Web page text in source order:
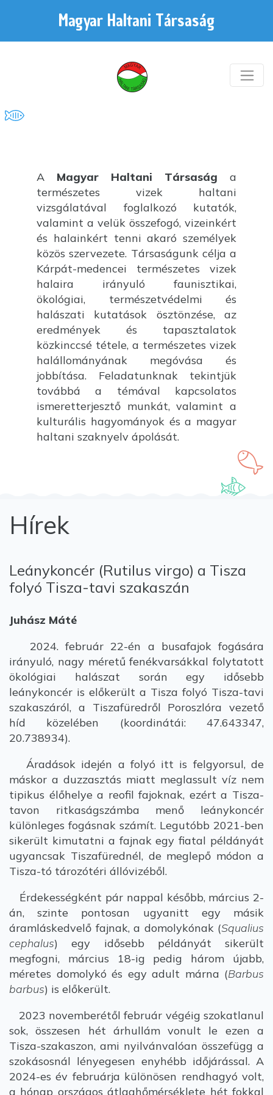
Magyar Haltani Társaság
A Magyar Haltani Társaság a
természetes vizek haltani
vizsgálatával foglalkozó kutatók,
valamint a velük összefogó, vizeinkért
és halainkért tenni akaró személyek
közös szervezete. Társaságunk célja a
Kárpát-medencei természetes vizek
halaira irányuló faunisztikai,
ökológiai, természetvédelmi és
halászati kutatások ösztönzése, az
eredmények és tapasztalatok
közkinccsé tétele, a természetes vizek
halállományának megóvása és
jobbítása. Feladatunknak tekintjük
továbbá a témával kapcsolatos
ismeretterjesztő munkát, valamint a
kulturális hagyományok és a magyar
haltani szaknyelv ápolását.
Hírek
Leánykoncér (Rutilus virgo) a Tisza
folyó Tisza-tavi szakaszán
Juhász Máté
2024. február 22-én a busafajok fogására
irányuló, nagy méretű fenékvarsákkal folytatott
ökológiai halászat során egy idősebb
leánykoncér is előkerült a Tisza folyó Tisza-tavi
szakaszáról, a Tiszafüredről Poroszlóra vezető
híd közelében (koordinátái: 47.643347,
20.738934).
Áradások idején a folyó itt is felgyorsul, de
máskor a duzzasztás miatt meglassult víz nem
tipikus élőhelye a reofil fajoknak, ezért a Tisza-
tavon ritkaságszámba menő leánykoncér
különleges fogásnak számít. Legutóbb 2021-ben
sikerült kimutatni a fajnak egy fiatal példányát
ugyancsak Tiszafürednél, de meglepő módon a
Tisza-tó tározótéri állóvizéből.
Érdekességként pár nappal később, március 2-
án, szinte pontosan ugyanitt egy másik
áramláskedvelő fajnak, a domolykónak (Squalius
cephalus) egy idősebb példányát sikerült
megfogni, március 18-ig pedig három újabb,
méretes domolykó és egy adult márna (Barbus
barbus) is előkerült.
2023 novemberétől február végéig szokatlanul
sok, összesen hét árhullám vonult le ezen a
Tisza-szakaszon, ami nyilvánvalóan összefügg a
szokásosnál lényegesen enyhébb időjárással. A
2024-es év februárja különösen rendhagyó volt,
a hónap országos átlaghőmérséklete hét fokkal